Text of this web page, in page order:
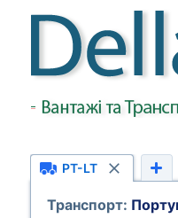
PT-LT
Транспорт: